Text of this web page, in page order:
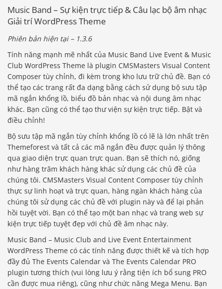
Music Band – Sự kiện trực tiếp & Câu lạc bộ âm nhạc
Giải trí WordPress Theme
Phiên bản hiện tại – 1.3.6
Tính năng mạnh mẽ nhất của Music Band Live Event & Music
Club WordPress Theme là plugin CMSMasters Visual Content
Composer tùy chỉnh, đi kèm trong kho lưu trữ chủ đề. Bạn có
thể tạo các trang rất đa dạng bằng cách sử dụng bộ sưu tập
mã ngắn khổng lồ, biểu đồ bản nhạc và nội dung âm nhạc
khác. Bạn cũng có thể tạo thư viện sự kiện trực tiếp. Bật và
điều chỉnh!
Bộ sưu tập mã ngắn tùy chỉnh khổng lồ có lẽ là lớn nhất trên
Themeforest và tất cả các mã ngắn đều được quản lý thông
qua giao diện trực quan trực quan. Bạn sẽ thích nó, giống
như hàng trăm khách hàng khác sử dụng các chủ đề của
chúng tôi. CMSMasters Visual Content Composer tùy chỉnh
thực sự linh hoạt và trực quan, hàng ngàn khách hàng của
chúng tôi sử dụng các chủ đề với plugin này và để lại phản
hồi tuyệt vời. Bạn có thể tạo một ban nhạc và trang web sự
kiện trực tiếp tuyệt đẹp với chủ đề âm nhạc này.
Music Band – Music Club and Live Event Entertainment
WordPress Theme có các tính năng được thiết kế và tích hợp
đầy đủ The Events Calendar và The Events Calendar PRO
plugin tương thích (vui lòng lưu ý rằng tiện ích bổ sung PRO
cần được mua riêng), cũng như chức năng Mega Menu. Bạn